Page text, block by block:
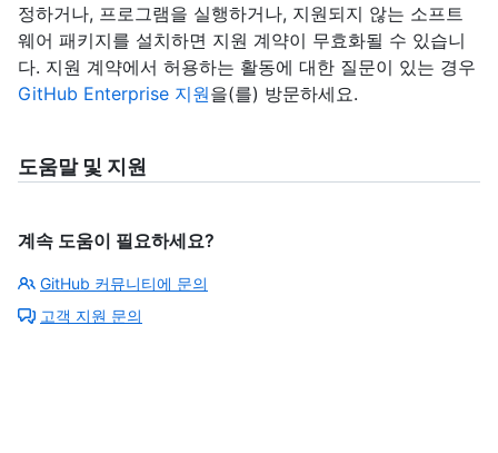
정하거나, 프로그램을 실행하거나, 지원되지 않는 소프트
웨어 패키지를 설치하면 지원 계약이 무효화될 수 있습니
다. 지원 계약에서 허용하는 활동에 대한 질문이 있는 경우
GitHub Enterprise 지원을(를) 방문하세요.
도움말 및 지원
계속 도움이 필요하세요?
GitHub 커뮤니티에 문의
고객 지원 문의